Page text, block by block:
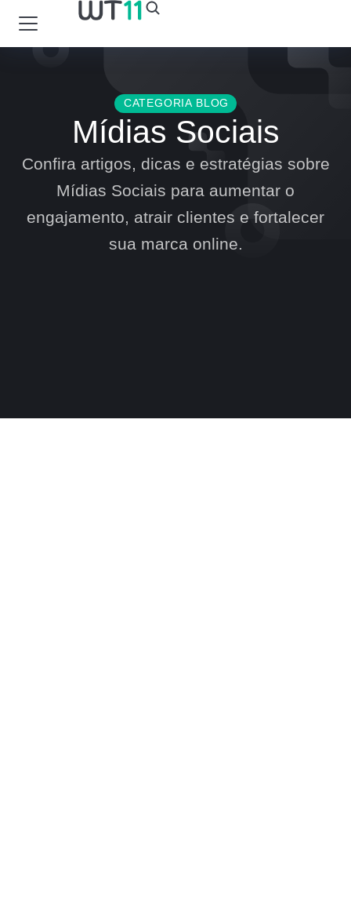
CATEGORIA BLOG
Mídias Sociais
Confira artigos, dicas e estratégias sobre
Mídias Sociais para aumentar o
engajamento, atrair clientes e fortalecer
sua marca online.